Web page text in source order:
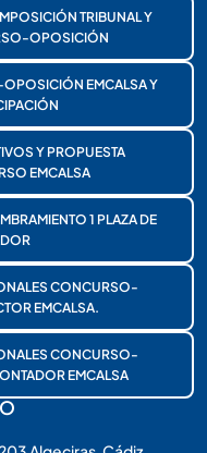
TRIBUNAL Y
OPOSICIÓN
EMCALSA Y
Y PROPUESTA
EMCALSA
1 PLAZA DE
CONCURSO-
EMCALSA.
CONCURSO-
EMCALSA